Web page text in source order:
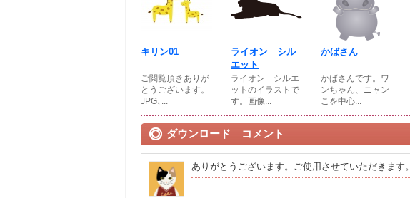
キリン01
ご閲覧頂きありが
とうございます。
JPG､...
ライオン シル
エット
ライオン シルエ
ットのイラストで
す。画像...
かばさん
かばさんです。ワ
ンちゃん、ニャン
こを中心...
ダウンロード コメント
ありがとうございます。ご使用させていただきます。